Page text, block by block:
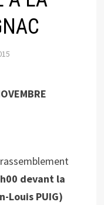
devant la
Louis PUIG)